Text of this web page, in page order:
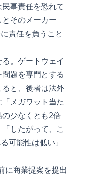
事責任を恐れて
そのメーカー
責任を負うこと
。ゲートウェイ
題を専門とする
と、後者は法外
メガワット当た
少なくとも2倍
したがって、こ
可能性は低い」
に商業提案を提出